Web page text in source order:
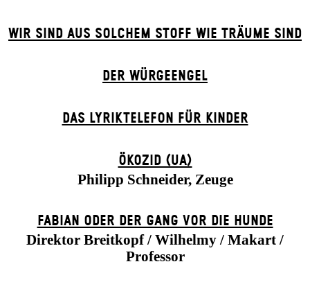
WIR SIND AUS SOLCHEM STOFF WIE TRÄUME SIND
DER WÜR­GE­ENG­EL
DAS LYRIKTELEFON FÜR KINDER
ÖKOZID (UA)
Philipp Schneider, Zeuge
FABIAN ODER DER GANG VOR DIE HUNDE
Direktor Breitkopf / Wilhelmy / Makart /
Professor